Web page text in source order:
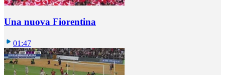
Una nuova Fiorentina
01:47